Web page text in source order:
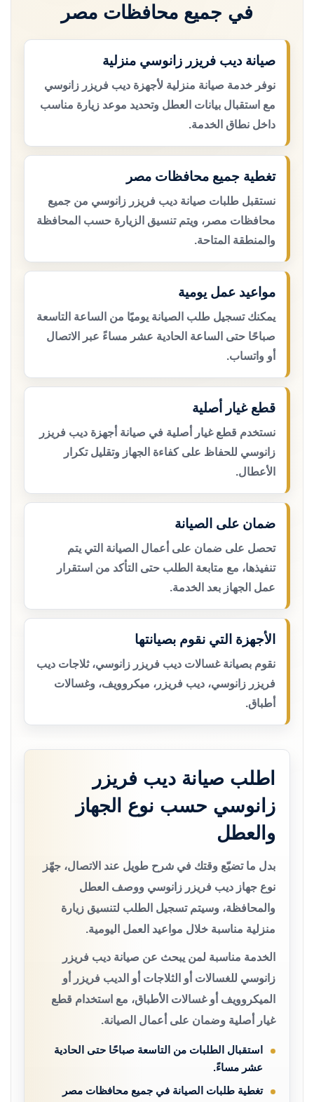
في جميع محافظات مصر
صيانة ديب فريزر زانوسي منزلية
نوفر خدمة صيانة منزلية لأجهزة ديب فريزر زانوسي
مع استقبال بيانات العطل وتحديد موعد زيارة مناسب
داخل نطاق الخدمة.
تغطية جميع محافظات مصر
نستقبل طلبات صيانة ديب فريزر زانوسي من جميع
محافظات مصر، ويتم تنسيق الزيارة حسب المحافظة
والمنطقة المتاحة.
مواعيد عمل يومية
يمكنك تسجيل طلب الصيانة يوميًا من الساعة التاسعة
صباحًا حتى الساعة الحادية عشر مساءً عبر الاتصال
أو واتساب.
قطع غيار أصلية
نستخدم قطع غيار أصلية في صيانة أجهزة ديب فريزر
زانوسي للحفاظ على كفاءة الجهاز وتقليل تكرار
الأعطال.
ضمان على الصيانة
تحصل على ضمان على أعمال الصيانة التي يتم
تنفيذها، مع متابعة الطلب حتى التأكد من استقرار
عمل الجهاز بعد الخدمة.
الأجهزة التي نقوم بصيانتها
نقوم بصيانة غسالات ديب فريزر زانوسي، ثلاجات ديب
فريزر زانوسي، ديب فريزر، ميكروويف، وغسالات
أطباق.
اطلب صيانة ديب فريزر
زانوسي حسب نوع الجهاز
والعطل
بدل ما تضيّع وقتك في شرح طويل عند الاتصال، جهّز
نوع جهاز ديب فريزر زانوسي ووصف العطل
والمحافظة، وسيتم تسجيل الطلب لتنسيق زيارة
منزلية مناسبة خلال مواعيد العمل اليومية.
الخدمة مناسبة لمن يبحث عن صيانة ديب فريزر
زانوسي للغسالات أو الثلاجات أو الديب فريزر أو
الميكروويف أو غسالات الأطباق، مع استخدام قطع
غيار أصلية وضمان على أعمال الصيانة.
استقبال الطلبات من التاسعة صباحًا حتى الحادية
عشر مساءً.
تغطية طلبات الصيانة في جميع محافظات مصر